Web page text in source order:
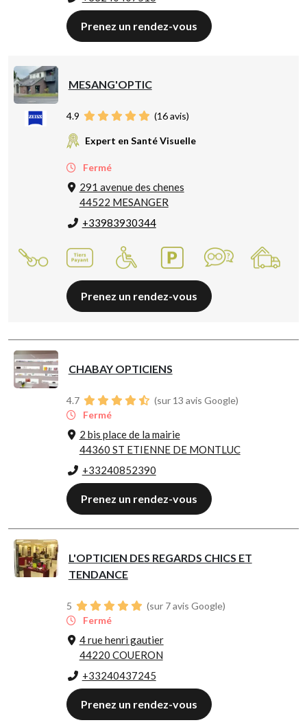
Prenez un rendez-vous
MESANG'OPTIC
4.9 (16avis)
Expert en Santé Visuelle
Fermé
291 avenue des chenes
44522 MESANGER
+33983930344
Prenez un rendez-vous
CHABAY OPTICIENS
4.7
(sur 13 avis Google)
Fermé
2 bis place de la mairie
44360 ST ETIENNE DE MONTLUC
+33240852390
Prenez un rendez-vous
L'OPTICIEN DES REGARDS CHICS ET
TENDANCE
5
(sur 7 avis Google)
Fermé
4 rue henri gautier
44220 COUERON
+33240437245
Prenez un rendez-vous